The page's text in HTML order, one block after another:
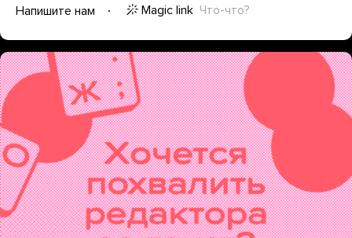
Напишите нам
Magic link Что-что?